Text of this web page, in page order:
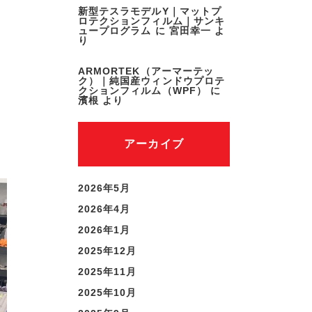
新型テスラモデルY｜マットプ
ロテクションフィルム｜サンキ
ュープログラム に 宮田幸一 よ
り
ARMORTEK（アーマーテッ
ク）｜純国産ウィンドウプロテ
クションフィルム（WPF）
に
濱根 より
アーカイブ
2026年5月
2026年4月
2026年1月
2025年12月
2025年11月
2025年10月